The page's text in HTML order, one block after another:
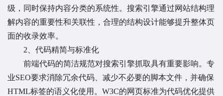
级，同时保持内容分类的系统性。搜索引擎通过网站结构理
解内容的重要性和关联性，合理的结构设计能够提升整体页
面的收录效率。
2、代码精简与标准化
前端代码的简洁规范对搜索引擎抓取具有重要影响。专
业SEO要求消除冗余代码、减少不必要的脚本文件，并确保
HTML标签的语义化使用。W3C的网页标准为代码优化提供